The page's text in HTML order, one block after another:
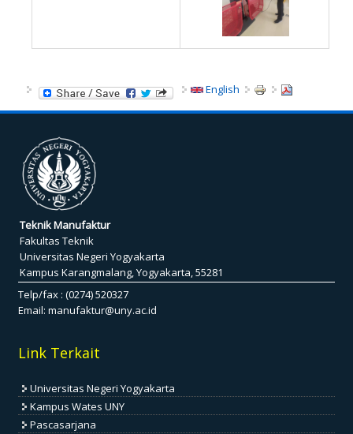
English
Teknik Manufaktur
Fakultas Teknik
Universitas Negeri Yogyakarta
Kampus Karangmalang, Yogyakarta, 55281
Telp/fax : (0274) 520327
Email:manufaktur@uny.ac.id
Link Terkait
Universitas Negeri Yogyakarta
Kampus Wates UNY
Pascasarjana